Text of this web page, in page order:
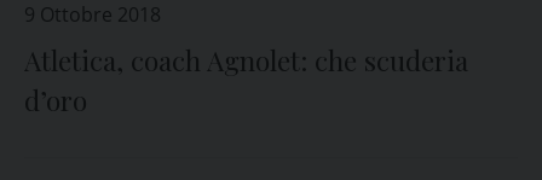
9 Ottobre 2018
Atletica, coach Agnolet: che scuderia
d’oro